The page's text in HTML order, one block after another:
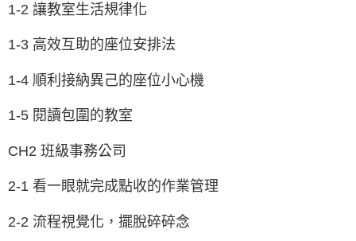
1-2 讓教室生活規律化
1-3 高效互助的座位安排法
1-4 順利接納異己的座位小心機
1-5 閱讀包圍的教室
CH2 班級事務公司
2-1 看一眼就完成點收的作業管理
2-2 流程視覺化，擺脫碎碎念